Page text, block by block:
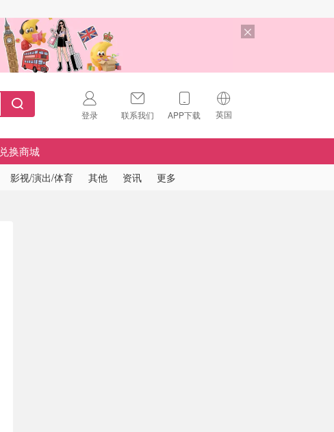
登录 联系我们 APP下载 英国
🇺🇸
🇨🇳
中国
兑换商城
影视/演出/体育 其他 资讯 更多